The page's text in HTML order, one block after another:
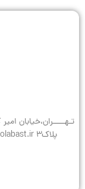
پلاک3 info@molabast.ir تلفن : 09126700240 02133979335